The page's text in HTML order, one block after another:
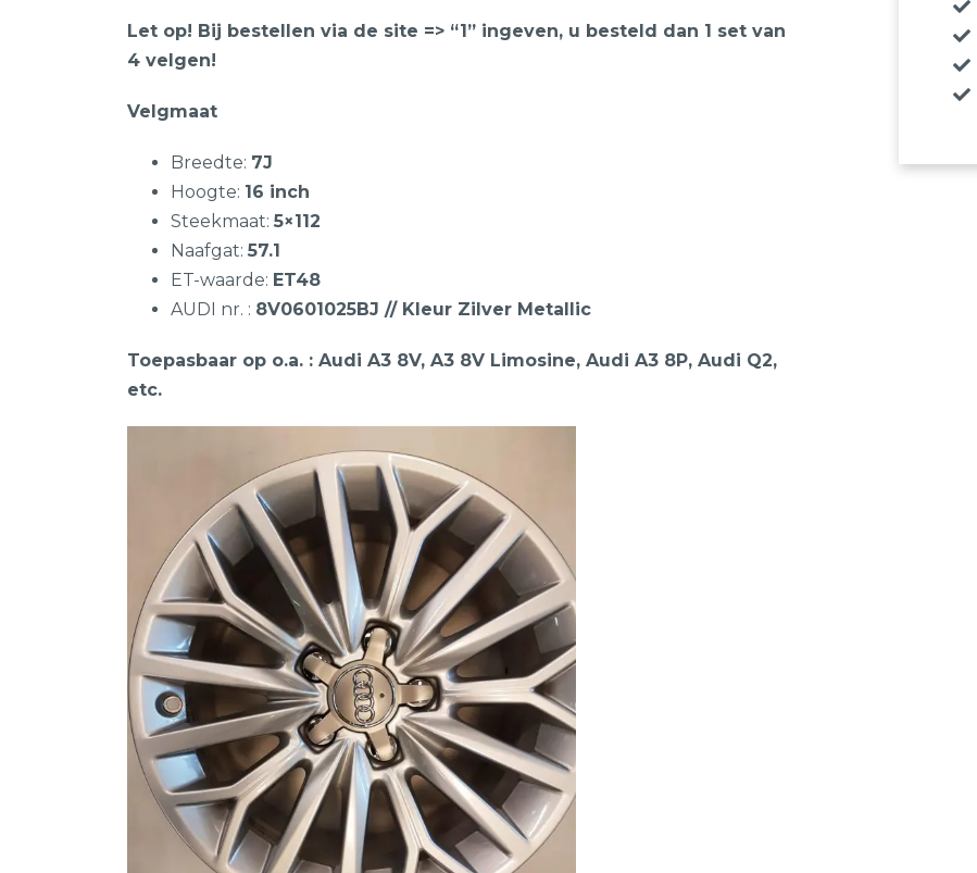
Let op! Bij bestellen via de site => “1” ingeven, u besteld dan 1 set van
4 velgen!
Velgmaat
Breedte: 7J
Hoogte: 16 inch
Steekmaat: 5×112
Naafgat: 57.1
ET-waarde: ET48
AUDI nr. : 8V0601025BJ // Kleur Zilver Metallic
Toepasbaar op o.a. : Audi A3 8V, A3 8V Limosine, Audi A3 8P, Audi Q2,
etc.